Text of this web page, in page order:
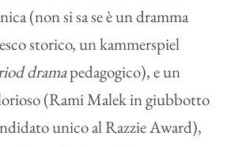
(non si sa se è un dramma
storico, un kammerspiel
dramapedagogico), e un
(Rami Malek in giubbotto
unico al Razzie Award),